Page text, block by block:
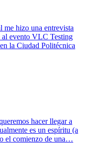
hizo una entrevista
al evento VLC Testing
la Ciudad Politécnica
hacer llegar a
es un espíritu (a
el comienzo de una…